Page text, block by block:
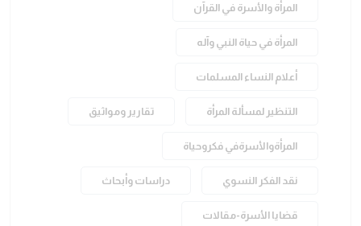
المرأة والأسرة في القرآن
المرأة في حياة النبي وآله
أعلام النساء المسلمات
التنظير لمسألة المرأة تقارير ومواثيق
المرأةوالأسرةفي فكروحياة
نقد الفكر النسوي دراسات وأبحاث
قضايا الأسرة-مقالات